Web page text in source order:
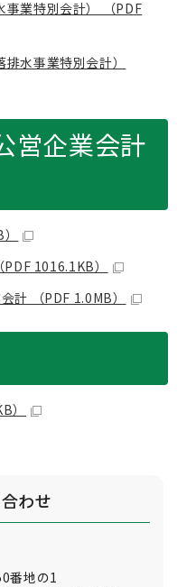
事業特別会計） （PDF
水事業特別会計）
営企業会計
1016.1KB）
計 （PDF 1.0MB）
）
わせ
番地の1